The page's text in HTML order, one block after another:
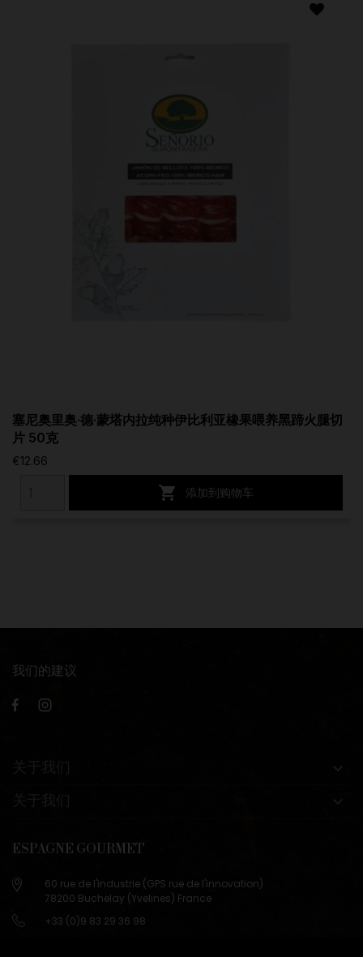
塞尼奥里奥·德·蒙塔内拉纯种伊比利亚橡果喂养黑蹄火腿切
片 50克
€12.66
 添加到购物车
我们的建议
ESPAGNE GOURMET
60 rue de l'industrie (GPS rue de l'innovation)
78200 Buchelay (Yvelines) France
+33 (0)9 83 29 36 98